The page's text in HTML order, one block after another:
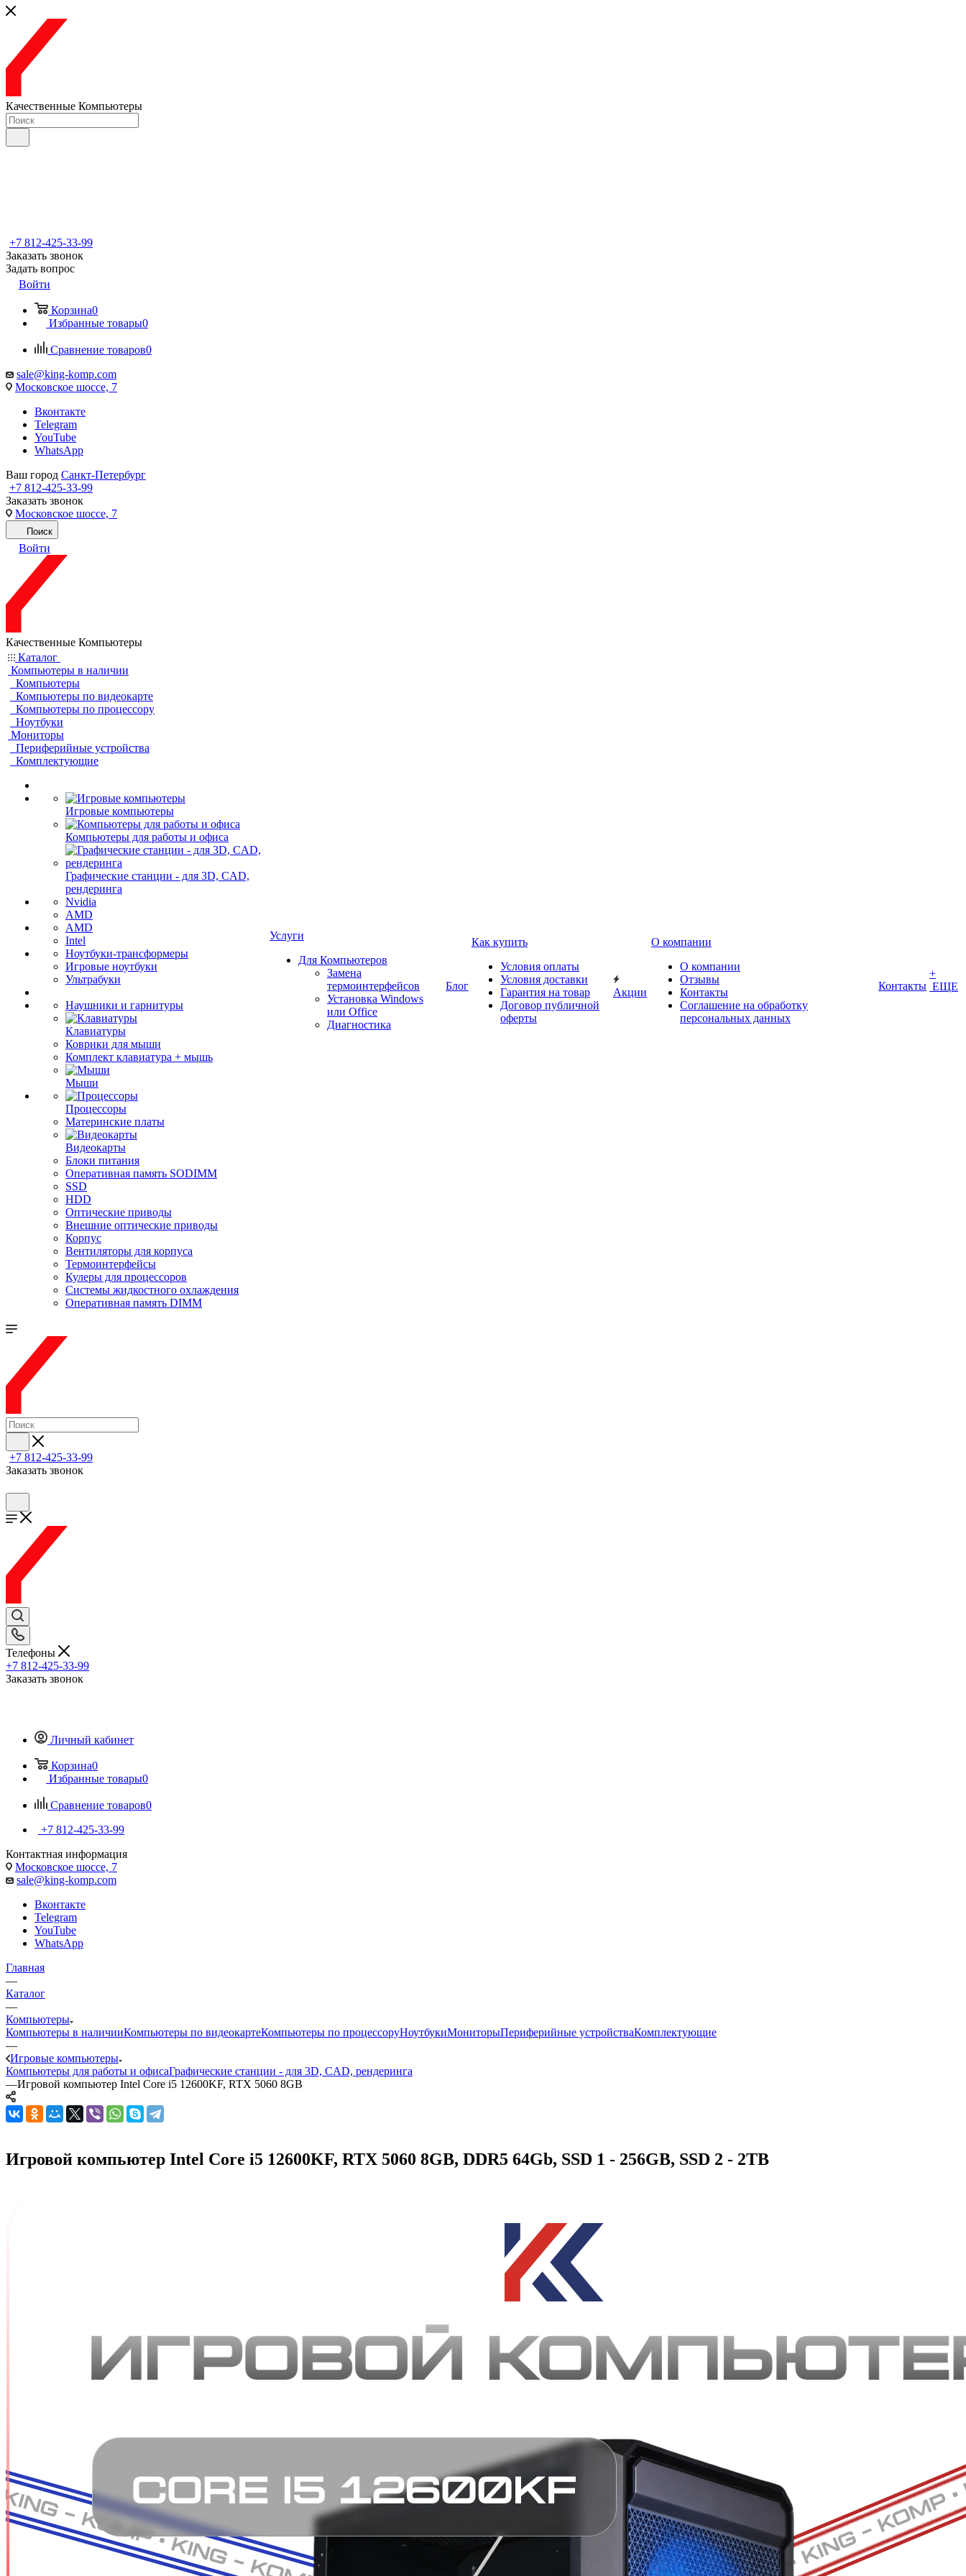
Качественные Компьютеры
+7 812-425-33-99
Заказать звонок
Задать вопрос
Войти
Корзина0
Избранные товары0
Сравнение товаров0
sale@king-komp.com
Московское шоссе, 7
Вконтакте
Telegram
YouTube
WhatsApp
Ваш город Санкт-Петербург
+7 812-425-33-99
Заказать звонок
Московское шоссе, 7
Поиск
Войти
Качественные Компьютеры
Каталог
Компьютеры в наличии
Компьютеры
Компьютеры по видеокарте
Компьютеры по процессору
Ноутбуки
Мониторы
Периферийные устройства
Комплектующие
Игровые компьютеры
Компьютеры для работы и офиса
Графические станции - для 3D, CAD,
рендеринга
Nvidia
AMD
AMD
Intel
Ноутбуки-трансформеры
Игровые ноутбуки
Ультрабуки
Наушники и гарнитуры
Клавиатуры
Коврики для мыши
Комплект клавиатура + мышь
Мыши
Процессоры
Материнские платы
Видеокарты
Блоки питания
Оперативная память SODIMM
SSD
HDD
Оптические приводы
Внешние оптические приводы
Корпус
Вентиляторы для корпуса
Термоинтерфейсы
Кулеры для процессоров
Системы жидкостного охлаждения
Оперативная память DIMM
Услуги
Для Компьютеров
Замена
термоинтерфейсов
Установка Windows
или Office
Диагностика
Блог
Как купить
Условия оплаты
Условия доставки
Гарантия на товар
Договор публичной
оферты
Акции
О компании
О компании
Отзывы
Контакты
Соглашение на обработку
персональных данных
Контакты
+
ЕЩЕ
+7 812-425-33-99
Заказать звонок
Телефоны
+7 812-425-33-99
Заказать звонок
Личный кабинет
Корзина0
Избранные товары0
Сравнение товаров0
+7 812-425-33-99
Контактная информация
Московское шоссе, 7
sale@king-komp.com
Вконтакте
Telegram
YouTube
WhatsApp
Главная
—
Каталог
—
Компьютеры
Компьютеры в наличииКомпьютеры по видеокартеКомпьютеры по процессоруНоутбукиМониторыПериферийные устройстваКомплектующие
—
Игровые компьютеры
Компьютеры для работы и офисаГрафические станции - для 3D, CAD, рендеринга
—Игровой компьютер Intel Core i5 12600KF, RTX 5060 8GB
Игровой компьютер Intel Core i5 12600KF, RTX 5060 8GB, DDR5 64Gb, SSD 1 - 256GB, SSD 2 - 2TB